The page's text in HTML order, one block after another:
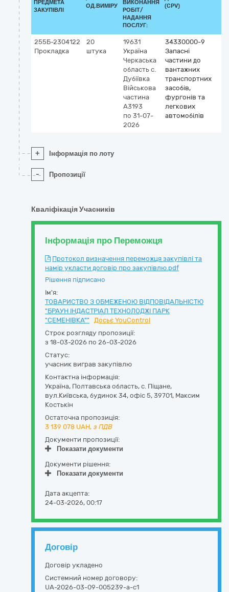
ПРЕДМЕТА
ЗАКУПІВЛІ
ОД.ВИМІРУ
ВИКОНАННЯ
РОБІТ/
НАДАННЯ
ПОСЛУГ:
(CPV)
255Б-2304122
Прокладка
20
штука
19631
Україна
Черкаська
область с.
Дубіївка
Військова
частина
А3193
по 31-07-
2026
34330000-9
Запасні
частини до
вантажних
транспортних
засобів,
фургонів та
легкових
автомобілів
+ Інформація по лоту
- Пропозиції
Кваліфікація Учасників
Інформація про Переможця
Протокол визначення переможця закупівлі та
намір укласти договір про закупівлю.pdf
Рішення підписано
Ім'я:
ТОВАРИСТВО З ОБМЕЖЕНОЮ ВІДПОВІДАЛЬНІСТЮ
"БРАУН ІНДАСТРІАЛ ТЕХНОЛОДЖІ ПАРК
"СЕМЕНІВКА""
Досьє YouControl
Строк розгляду пропозиції:
з 18-03-2026 по 26-03-2026
Статус:
учасник виграв закупівлю
Контактна інформація:
Україна, Полтавська область, с. Піщане,
вул.Київська, будинок 34, офіс 5, 39701, Максим
Костькін
Остаточна пропозиція:
3 139 078 UAH, з ПДВ
Документи пропозиції:
Показати документи
Документи рішення:
Показати документи
Дата акцепта:
24-03-2026, 00:17
Договір
Договір укладено
Системний номер договору:
UA-2026-03-09-005239-a-c1